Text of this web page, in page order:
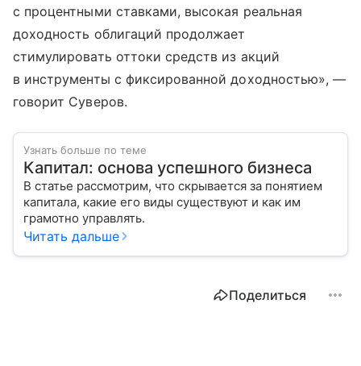
с процентными ставками, высокая реальная
доходность облигаций продолжает
стимулировать оттоки средств из акций
в инструменты с фиксированной доходностью», —
говорит Суверов.
Узнать больше по теме
Капитал: основа успешного бизнеса
В статье рассмотрим, что скрывается за понятием
капитала, какие его виды существуют и как им
грамотно управлять.
Читать дальше
Поделиться